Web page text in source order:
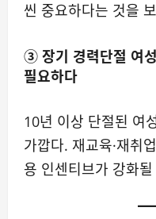
씬 중요하다는 것을
③ 장기 경력단절 여
필요하다
10년 이상 단절된 여
가깝다. 재교육·재취
용 인센티브가 강화